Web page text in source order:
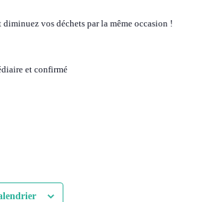
diminuez vos déchets par la même occasion !
et confirmé